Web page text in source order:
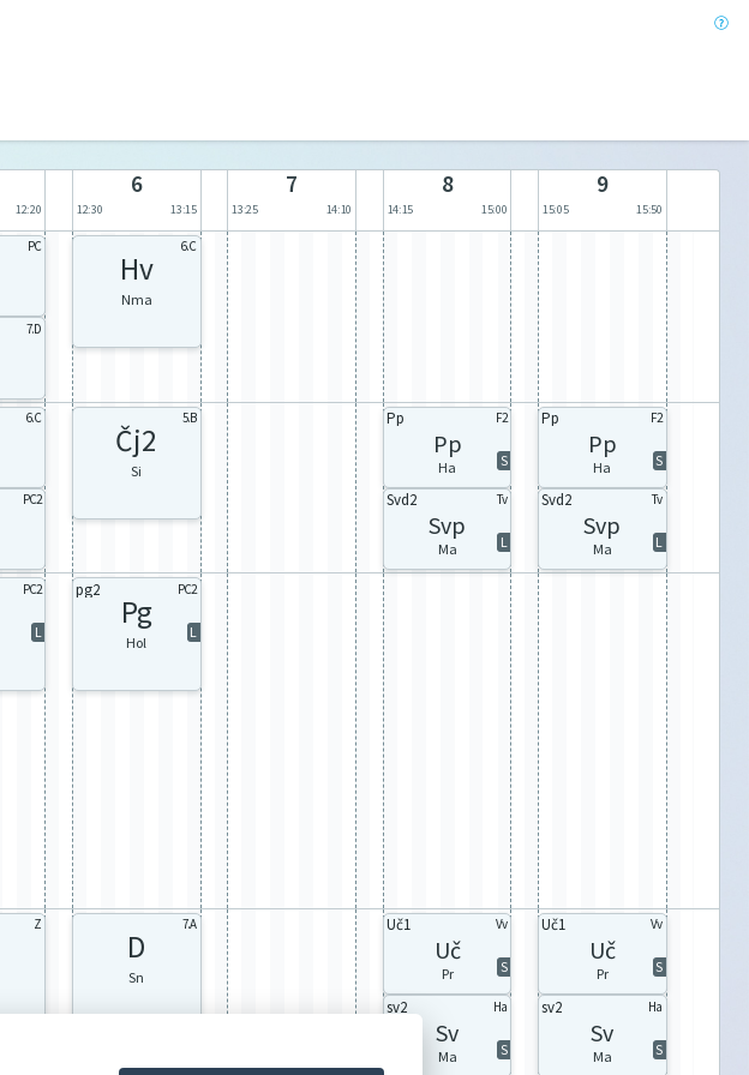
12:20
6
12:30 13:15
7
13:25 14:10
8
14:15 15:00
9
15:05 15:50
PC
7.D
6.C
Hv
Nma
6.C
PC2
5.B
Čj2
Si
Pp F2
Pp
S
Ha
Svd2 Tv
Svp
L
Ma
Pp F2
Pp
S
Ha
Svd2 Tv
Svp
L
Ma
PC2
L
pg2 PC2
Pg
L
Hol
Z 7.A
D
Sn
Uč1 Vv
Uč
S
Pr
sv2 Ha
Sv
S
Ma
Uč1 Vv
Uč
S
Pr
sv2 Ha
Sv
S
Ma